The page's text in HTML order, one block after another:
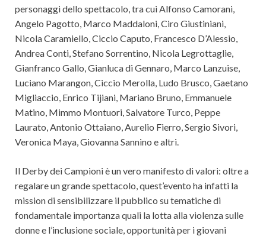
personaggi dello spettacolo, tra cui Alfonso Camorani,
Angelo Pagotto, Marco Maddaloni, Ciro Giustiniani,
Nicola Caramiello, Ciccio Caputo, Francesco D’Alessio,
Andrea Conti, Stefano Sorrentino, Nicola Legrottaglie,
Gianfranco Gallo, Gianluca di Gennaro, Marco Lanzuise,
Luciano Marangon, Ciccio Merolla, Ludo Brusco, Gaetano
Migliaccio, Enrico Tijiani, Mariano Bruno, Emmanuele
Matino, Mimmo Montuori, Salvatore Turco, Peppe
Laurato, Antonio Ottaiano, Aurelio Fierro, Sergio Sivori,
Veronica Maya, Giovanna Sannino e altri.
Il Derby dei Campioni è un vero manifesto di valori: oltre a
regalare un grande spettacolo, quest’evento ha infatti la
mission di sensibilizzare il pubblico su tematiche di
fondamentale importanza quali ⁠la lotta alla violenza sulle
donne e l’inclusione sociale, opportunità per i giovani